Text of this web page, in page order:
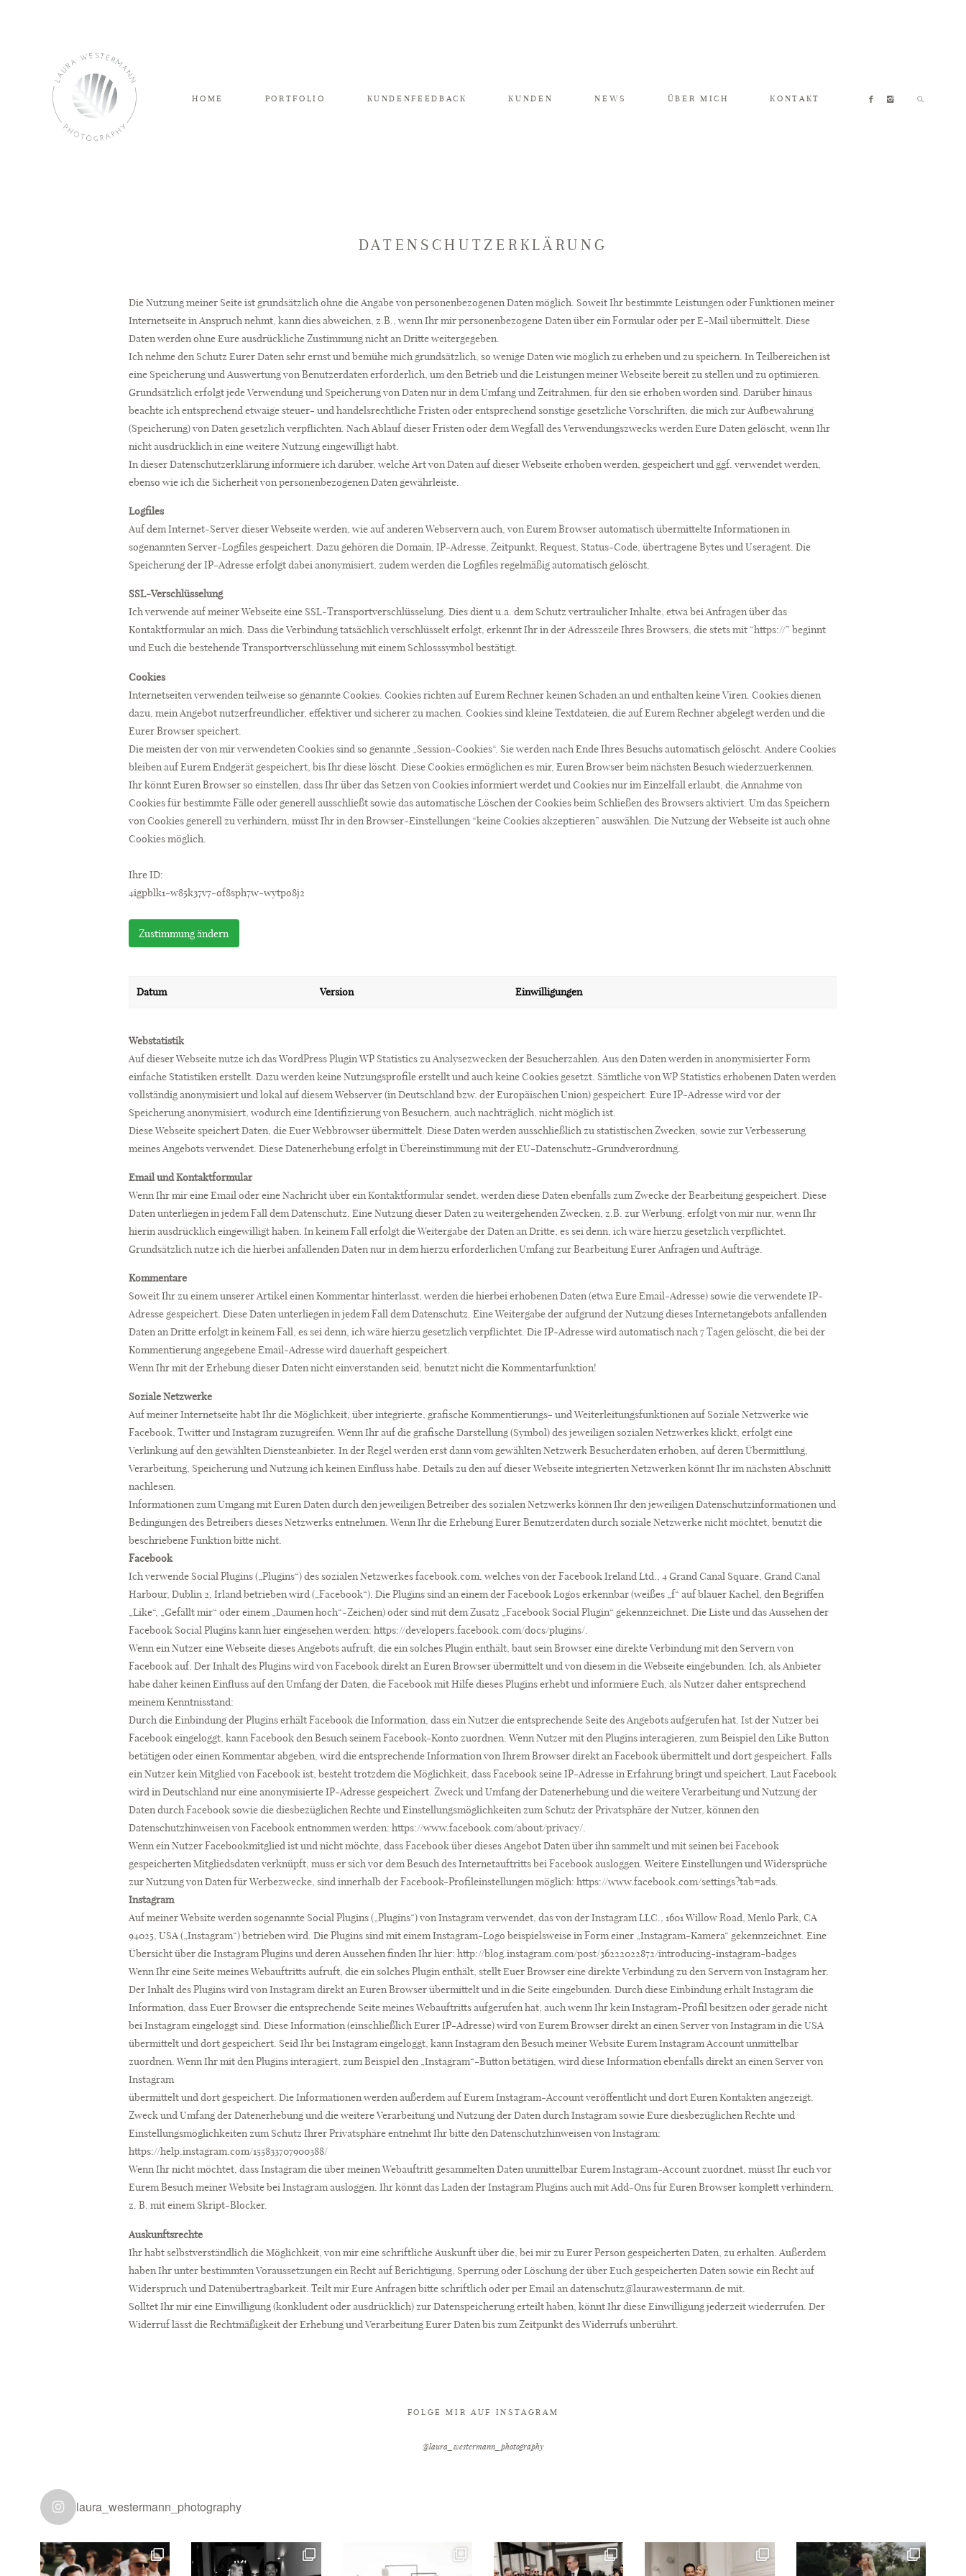
HOME PORTFOLIO KUNDENFEEDBACK KUNDEN NEWS ÜBER MICH KONTAKT
DATENSCHUTZERKLÄRUNG
Die Nutzung meiner Seite ist grundsätzlich ohne die Angabe von personenbezogenen Daten möglich. Soweit Ihr bestimmte Leistungen oder Funktionen meiner
Internetseite in Anspruch nehmt, kann dies abweichen, z.B., wenn Ihr mir personenbezogene Daten über ein Formular oder per E-Mail übermittelt. Diese
Daten werden ohne Eure ausdrückliche Zustimmung nicht an Dritte weitergegeben.
Ich nehme den Schutz Eurer Daten sehr ernst und bemühe mich grundsätzlich, so wenige Daten wie möglich zu erheben und zu speichern. In Teilbereichen ist
eine Speicherung und Auswertung von Benutzerdaten erforderlich, um den Betrieb und die Leistungen meiner Webseite bereit zu stellen und zu optimieren.
Grundsätzlich erfolgt jede Verwendung und Speicherung von Daten nur in dem Umfang und Zeitrahmen, für den sie erhoben worden sind. Darüber hinaus
beachte ich entsprechend etwaige steuer- und handelsrechtliche Fristen oder entsprechend sonstige gesetzliche Vorschriften, die mich zur Aufbewahrung
(Speicherung) von Daten gesetzlich verpflichten. Nach Ablauf dieser Fristen oder dem Wegfall des Verwendungszwecks werden Eure Daten gelöscht, wenn Ihr
nicht ausdrücklich in eine weitere Nutzung eingewilligt habt.
In dieser Datenschutzerklärung informiere ich darüber, welche Art von Daten auf dieser Webseite erhoben werden, gespeichert und ggf. verwendet werden,
ebenso wie ich die Sicherheit von personenbezogenen Daten gewährleiste.
Logfiles
Auf dem Internet-Server dieser Webseite werden, wie auf anderen Webservern auch, von Eurem Browser automatisch übermittelte Informationen in
sogenannten Server-Logfiles gespeichert. Dazu gehören die Domain, IP-Adresse, Zeitpunkt, Request, Status-Code, übertragene Bytes und Useragent. Die
Speicherung der IP-Adresse erfolgt dabei anonymisiert, zudem werden die Logfiles regelmäßig automatisch gelöscht.
SSL-Verschlüsselung
Ich verwende auf meiner Webseite eine SSL-Transportverschlüsselung. Dies dient u.a. dem Schutz vertraulicher Inhalte, etwa bei Anfragen über das
Kontaktformular an mich. Dass die Verbindung tatsächlich verschlüsselt erfolgt, erkennt Ihr in der Adresszeile Ihres Browsers, die stets mit “https://” beginnt
und Euch die bestehende Transportverschlüsselung mit einem Schlosssymbol bestätigt.
Cookies
Internetseiten verwenden teilweise so genannte Cookies. Cookies richten auf Eurem Rechner keinen Schaden an und enthalten keine Viren. Cookies dienen
dazu, mein Angebot nutzerfreundlicher, effektiver und sicherer zu machen. Cookies sind kleine Textdateien, die auf Eurem Rechner abgelegt werden und die
Eurer Browser speichert.
Die meisten der von mir verwendeten Cookies sind so genannte „Session-Cookies“. Sie werden nach Ende Ihres Besuchs automatisch gelöscht. Andere Cookies
bleiben auf Eurem Endgerät gespeichert, bis Ihr diese löscht. Diese Cookies ermöglichen es mir, Euren Browser beim nächsten Besuch wiederzuerkennen.
Ihr könnt Euren Browser so einstellen, dass Ihr über das Setzen von Cookies informiert werdet und Cookies nur im Einzelfall erlaubt, die Annahme von
Cookies für bestimmte Fälle oder generell ausschließt sowie das automatische Löschen der Cookies beim Schließen des Browsers aktiviert. Um das Speichern
von Cookies generell zu verhindern, müsst Ihr in den Browser-Einstellungen “keine Cookies akzeptieren” auswählen. Die Nutzung der Webseite ist auch ohne
Cookies möglich.
Ihre ID:
4igpblk1-w85k37v7-of8sph7w-wytpo8j2
Zustimmung ändern
Datum Version Einwilligungen
Webstatistik
Auf dieser Webseite nutze ich das WordPress Plugin WP Statistics zu Analysezwecken der Besucherzahlen. Aus den Daten werden in anonymisierter Form
einfache Statistiken erstellt. Dazu werden keine Nutzungsprofile erstellt und auch keine Cookies gesetzt. Sämtliche von WP Statistics erhobenen Daten werden
vollständig anonymisiert und lokal auf diesem Webserver (in Deutschland bzw. der Europäischen Union) gespeichert. Eure IP-Adresse wird vor der
Speicherung anonymisiert, wodurch eine Identifizierung von Besuchern, auch nachträglich, nicht möglich ist.
Diese Webseite speichert Daten, die Euer Webbrowser übermittelt. Diese Daten werden ausschließlich zu statistischen Zwecken, sowie zur Verbesserung
meines Angebots verwendet. Diese Datenerhebung erfolgt in Übereinstimmung mit der EU-Datenschutz-Grundverordnung.
Email und Kontaktformular
Wenn Ihr mir eine Email oder eine Nachricht über ein Kontaktformular sendet, werden diese Daten ebenfalls zum Zwecke der Bearbeitung gespeichert. Diese
Daten unterliegen in jedem Fall dem Datenschutz. Eine Nutzung dieser Daten zu weitergehenden Zwecken, z.B. zur Werbung, erfolgt von mir nur, wenn Ihr
hierin ausdrücklich eingewilligt haben. In keinem Fall erfolgt die Weitergabe der Daten an Dritte, es sei denn, ich wäre hierzu gesetzlich verpflichtet.
Grundsätzlich nutze ich die hierbei anfallenden Daten nur in dem hierzu erforderlichen Umfang zur Bearbeitung Eurer Anfragen und Aufträge.
Kommentare
Soweit Ihr zu einem unserer Artikel einen Kommentar hinterlasst, werden die hierbei erhobenen Daten (etwa Eure Email-Adresse) sowie die verwendete IP-
Adresse gespeichert. Diese Daten unterliegen in jedem Fall dem Datenschutz. Eine Weitergabe der aufgrund der Nutzung dieses Internetangebots anfallenden
Daten an Dritte erfolgt in keinem Fall, es sei denn, ich wäre hierzu gesetzlich verpflichtet. Die IP-Adresse wird automatisch nach 7 Tagen gelöscht, die bei der
Kommentierung angegebene Email-Adresse wird dauerhaft gespeichert.
Wenn Ihr mit der Erhebung dieser Daten nicht einverstanden seid, benutzt nicht die Kommentarfunktion!
Soziale Netzwerke
Auf meiner Internetseite habt Ihr die Möglichkeit, über integrierte, grafische Kommentierungs- und Weiterleitungsfunktionen auf Soziale Netzwerke wie
Facebook, Twitter und Instagram zuzugreifen. Wenn Ihr auf die grafische Darstellung (Symbol) des jeweiligen sozialen Netzwerkes klickt, erfolgt eine
Verlinkung auf den gewählten Diensteanbieter. In der Regel werden erst dann vom gewählten Netzwerk Besucherdaten erhoben, auf deren Übermittlung,
Verarbeitung, Speicherung und Nutzung ich keinen Einfluss habe. Details zu den auf dieser Webseite integrierten Netzwerken könnt Ihr im nächsten Abschnitt
nachlesen.
Informationen zum Umgang mit Euren Daten durch den jeweiligen Betreiber des sozialen Netzwerks können Ihr den jeweiligen Datenschutzinformationen und
Bedingungen des Betreibers dieses Netzwerks entnehmen. Wenn Ihr die Erhebung Eurer Benutzerdaten durch soziale Netzwerke nicht möchtet, benutzt die
beschriebene Funktion bitte nicht.
Facebook
Ich verwende Social Plugins („Plugins“) des sozialen Netzwerkes facebook.com, welches von der Facebook Ireland Ltd., 4 Grand Canal Square, Grand Canal
Harbour, Dublin 2, Irland betrieben wird („Facebook“). Die Plugins sind an einem der Facebook Logos erkennbar (weißes „f“ auf blauer Kachel, den Begriffen
„Like“, „Gefällt mir“ oder einem „Daumen hoch“-Zeichen) oder sind mit dem Zusatz „Facebook Social Plugin“ gekennzeichnet. Die Liste und das Aussehen der
Facebook Social Plugins kann hier eingesehen werden: https://developers.facebook.com/docs/plugins/.
Wenn ein Nutzer eine Webseite dieses Angebots aufruft, die ein solches Plugin enthält, baut sein Browser eine direkte Verbindung mit den Servern von
Facebook auf. Der Inhalt des Plugins wird von Facebook direkt an Euren Browser übermittelt und von diesem in die Webseite eingebunden. Ich, als Anbieter
habe daher keinen Einfluss auf den Umfang der Daten, die Facebook mit Hilfe dieses Plugins erhebt und informiere Euch, als Nutzer daher entsprechend
meinem Kenntnisstand:
Durch die Einbindung der Plugins erhält Facebook die Information, dass ein Nutzer die entsprechende Seite des Angebots aufgerufen hat. Ist der Nutzer bei
Facebook eingeloggt, kann Facebook den Besuch seinem Facebook-Konto zuordnen. Wenn Nutzer mit den Plugins interagieren, zum Beispiel den Like Button
betätigen oder einen Kommentar abgeben, wird die entsprechende Information von Ihrem Browser direkt an Facebook übermittelt und dort gespeichert. Falls
ein Nutzer kein Mitglied von Facebook ist, besteht trotzdem die Möglichkeit, dass Facebook seine IP-Adresse in Erfahrung bringt und speichert. Laut Facebook
wird in Deutschland nur eine anonymisierte IP-Adresse gespeichert. Zweck und Umfang der Datenerhebung und die weitere Verarbeitung und Nutzung der
Daten durch Facebook sowie die diesbezüglichen Rechte und Einstellungsmöglichkeiten zum Schutz der Privatsphäre der Nutzer, können den
Datenschutzhinweisen von Facebook entnommen werden: https://www.facebook.com/about/privacy/.
Wenn ein Nutzer Facebookmitglied ist und nicht möchte, dass Facebook über dieses Angebot Daten über ihn sammelt und mit seinen bei Facebook
gespeicherten Mitgliedsdaten verknüpft, muss er sich vor dem Besuch des Internetauftritts bei Facebook ausloggen. Weitere Einstellungen und Widersprüche
zur Nutzung von Daten für Werbezwecke, sind innerhalb der Facebook-Profileinstellungen möglich: https://www.facebook.com/settings?tab=ads.
Instagram
Auf meiner Website werden sogenannte Social Plugins („Plugins“) von Instagram verwendet, das von der Instagram LLC., 1601 Willow Road, Menlo Park, CA
94025, USA („Instagram“) betrieben wird. Die Plugins sind mit einem Instagram-Logo beispielsweise in Form einer „Instagram-Kamera“ gekennzeichnet. Eine
Übersicht über die Instagram Plugins und deren Aussehen finden Ihr hier: http://blog.instagram.com/post/36222022872/introducing-instagram-badges
Wenn Ihr eine Seite meines Webauftritts aufruft, die ein solches Plugin enthält, stellt Euer Browser eine direkte Verbindung zu den Servern von Instagram her.
Der Inhalt des Plugins wird von Instagram direkt an Euren Browser übermittelt und in die Seite eingebunden. Durch diese Einbindung erhält Instagram die
Information, dass Euer Browser die entsprechende Seite meines Webauftritts aufgerufen hat, auch wenn Ihr kein Instagram-Profil besitzen oder gerade nicht
bei Instagram eingeloggt sind. Diese Information (einschließlich Eurer IP-Adresse) wird von Eurem Browser direkt an einen Server von Instagram in die USA
übermittelt und dort gespeichert. Seid Ihr bei Instagram eingeloggt, kann Instagram den Besuch meiner Website Eurem Instagram Account unmittelbar
zuordnen. Wenn Ihr mit den Plugins interagiert, zum Beispiel den „Instagram“-Button betätigen, wird diese Information ebenfalls direkt an einen Server von
Instagram
übermittelt und dort gespeichert. Die Informationen werden außerdem auf Eurem Instagram-Account veröffentlicht und dort Euren Kontakten angezeigt.
Zweck und Umfang der Datenerhebung und die weitere Verarbeitung und Nutzung der Daten durch Instagram sowie Eure diesbezüglichen Rechte und
Einstellungsmöglichkeiten zum Schutz Ihrer Privatsphäre entnehmt Ihr bitte den Datenschutzhinweisen von Instagram:
https://help.instagram.com/155833707900388/
Wenn Ihr nicht möchtet, dass Instagram die über meinen Webauftritt gesammelten Daten unmittelbar Eurem Instagram-Account zuordnet, müsst Ihr euch vor
Eurem Besuch meiner Website bei Instagram ausloggen. Ihr könnt das Laden der Instagram Plugins auch mit Add-Ons für Euren Browser komplett verhindern,
z. B. mit einem Skript-Blocker.
Auskunftsrechte
Ihr habt selbstverständlich die Möglichkeit, von mir eine schriftliche Auskunft über die, bei mir zu Eurer Person gespeicherten Daten, zu erhalten. Außerdem
haben Ihr unter bestimmten Voraussetzungen ein Recht auf Berichtigung, Sperrung oder Löschung der über Euch gespeicherten Daten sowie ein Recht auf
Widerspruch und Datenübertragbarkeit. Teilt mir Eure Anfragen bitte schriftlich oder per Email an datenschutz@laurawestermann.de mit.
Solltet Ihr mir eine Einwilligung (konkludent oder ausdrücklich) zur Datenspeicherung erteilt haben, könnt Ihr diese Einwilligung jederzeit wiederrufen. Der
Widerruf lässt die Rechtmäßigkeit der Erhebung und Verarbeitung Eurer Daten bis zum Zeitpunkt des Widerrufs unberührt.
FOLGE MIR AUF INSTAGRAM
@laura_westermann_photography
laura_westermann_photography